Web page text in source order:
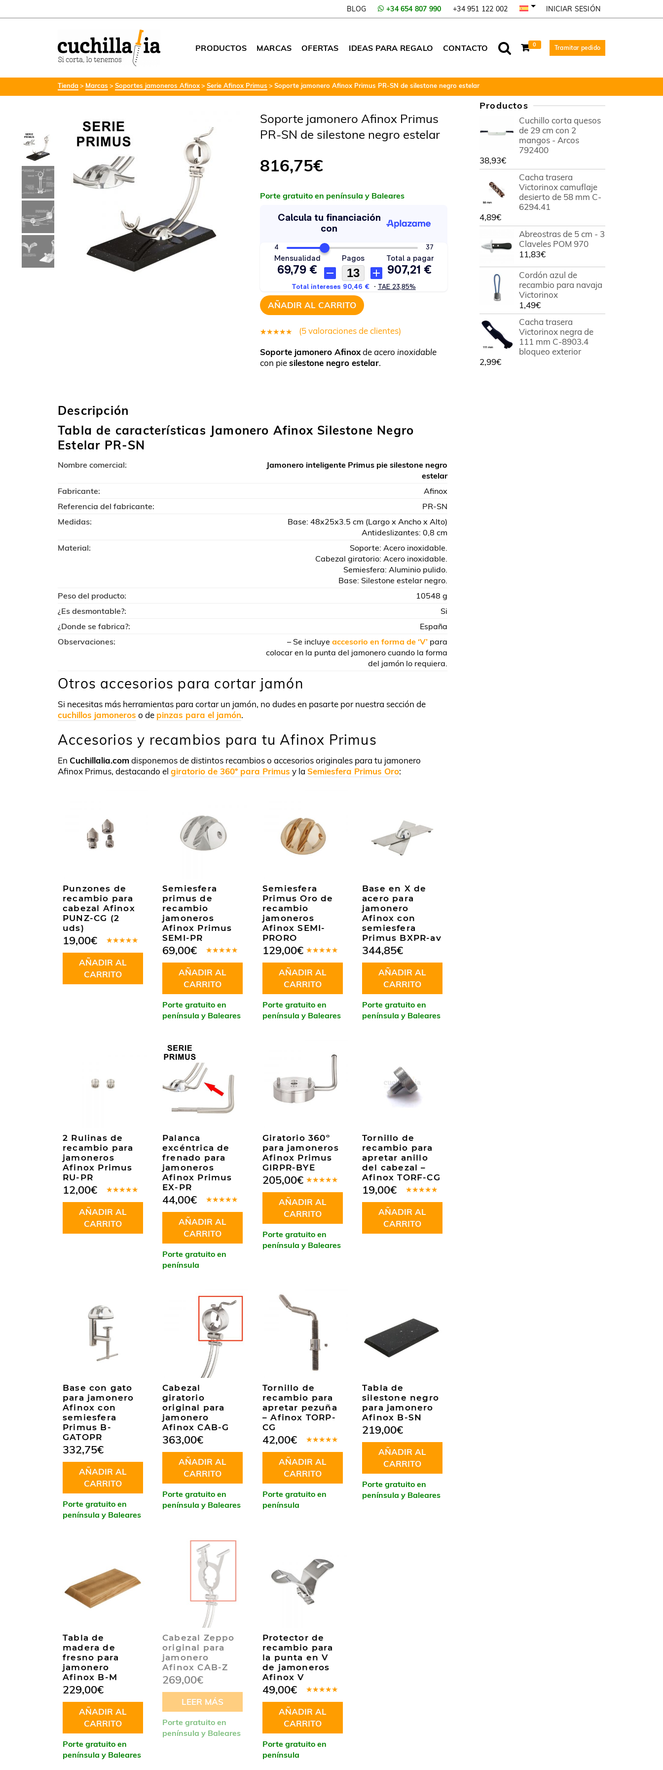
BLOG +34 654 807 990 +34 951 122 002 INICIAR SESIÓN
PRODUCTOS MARCAS OFERTAS IDEAS PARA REGALO CONTACTO 0 Tramitar pedido
Tienda Marcas Soportes jamoneros Afinox Serie Afinox Primus Soporte jamonero Afinox Primus PR-SN de silestone negro estelar
Soporte jamonero Afinox Primus
PR-SN de silestone negro estelar
816,75€
Porte gratuito en península y Baleares
AÑADIR AL CARRITO
5.00sobre
5 basado
(5valoraciones de clientes)
Soporte jamonero Afinoxdeacero inoxidable
con piesilestone negro estelar.
Descripción
Tabla de características Jamonero Afinox Silestone Negro
Estelar PR-SN
Nombre comercial:
Jamonero inteligente Primus pie silestone negro
estelar
Fabricante:
Afinox
Referencia del fabricante:
PR-SN
Medidas:
Base: 48x25x3.5 cm (Largo x Ancho x Alto)
Antideslizantes: 0,8 cm
Material:
Soporte: Acero inoxidable.
Cabezal giratorio: Acero inoxidable.
Semiesfera: Aluminio pulido.
Base: Silestone estelar negro.
Peso del producto:
10548 g
¿Es desmontable?:
Si
¿Donde se fabrica?:
España
Observaciones:
– Se incluye accesorio en forma de ‘V’ para
colocar en la punta del jamonero cuando la forma
del jamón lo requiera.
Otros accesorios para cortar jamón
Si necesitas más herramientas para cortar un jamón, no dudes en pasarte por nuestra sección de
cuchillos jamoneros o de pinzas para el jamón.
Accesorios y recambios para tu Afinox Primus
En Cuchillalia.comdisponemos de distintos recambios o accesorios originales para tu jamonero
Afinox Primus, destacando el giratorio de 360º para Primus y la Semiesfera Primus Oro:
Punzones de
recambio para
cabezal Afinox
PUNZ-CG (2
uds)
en5.00de
5
19,00€
AÑADIR AL
CARRITO
Semiesfera
primus de
recambio
jamoneros
Afinox Primus
SEMI-PR
en5.00de
5
69,00€
AÑADIR AL
CARRITO
Porte gratuito en
península y Baleares
Semiesfera
Primus Oro de
recambio
jamoneros
Afinox SEMI-
PRORO
en5.00de
5
129,00€
AÑADIR AL
CARRITO
Porte gratuito en
península y Baleares
Base en X de
acero para
jamonero
Afinox con
semiesfera
Primus BXPR-av
344,85€
AÑADIR AL
CARRITO
Porte gratuito en
península y Baleares
2 Rulinas de
recambio para
jamoneros
Afinox Primus
RU-PR
en5.00de
5
12,00€
AÑADIR AL
CARRITO
Palanca
excéntrica de
frenado para
jamoneros
Afinox Primus
EX-PR
en5.00de
5
44,00€
AÑADIR AL
CARRITO
Porte gratuito en
península
Giratorio 360º
para jamoneros
Afinox Primus
GIRPR-BYE
en5.00de
5
205,00€
AÑADIR AL
CARRITO
Porte gratuito en
península y Baleares
Tornillo de
recambio para
apretar anillo
del cabezal –
Afinox TORF-CG
en5.00de
5
19,00€
AÑADIR AL
CARRITO
Base con gato
para jamonero
Afinox con
semiesfera
Primus B-
GATOPR
332,75€
AÑADIR AL
CARRITO
Porte gratuito en
península y Baleares
Cabezal
giratorio
original para
jamonero
Afinox CAB-G
363,00€
AÑADIR AL
CARRITO
Porte gratuito en
península y Baleares
Tornillo de
recambio para
apretar pezuña
– Afinox TORP-
CG
en5.00de
5
42,00€
AÑADIR AL
CARRITO
Porte gratuito en
península
Tabla de
silestone negro
para jamonero
Afinox B-SN
219,00€
AÑADIR AL
CARRITO
Porte gratuito en
península y Baleares
Tabla de
madera de
fresno para
jamonero
Afinox B-M
229,00€
AÑADIR AL
CARRITO
Porte gratuito en
península y Baleares
Cabezal Zeppo
original para
jamonero
Afinox CAB-Z
269,00€
LEER MÁS
Porte gratuito en
península y Baleares
Protector de
recambio para
la punta en V
de jamoneros
Afinox V
en5.00de
5
49,00€
AÑADIR AL
CARRITO
Porte gratuito en
península
Productos
Cuchillo corta quesos
de 29 cm con 2
mangos - Arcos
792400
38,93€
Cacha trasera
Victorinox camuflaje
desierto de 58 mm C-
6294.41
4,89€
Abreostras de 5 cm - 3
Claveles POM 970
11,83€
Cordón azul de
recambio para navaja
Victorinox
1,49€
Cacha trasera
Victorinox negra de
111 mm C-8903.4
bloqueo exterior
2,99€